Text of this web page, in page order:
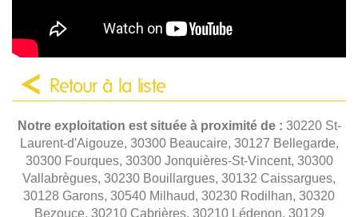
Retour à la liste
Notre exploitation est située à proximité de : 30220 St-
Laurent-d'Aigouze, 30300 Beaucaire, 30127 Bellegarde,
30300 Fourques, 30300 Jonquières-St-Vincent, 30300
Vallabrègues, 30230 Bouillargues, 30132 Caissargues,
30128 Garons, 30540 Milhaud, 30230 Rodilhan, 30320
Bezouce, 30210 Cabrières, 30210 Lédenon, 30129